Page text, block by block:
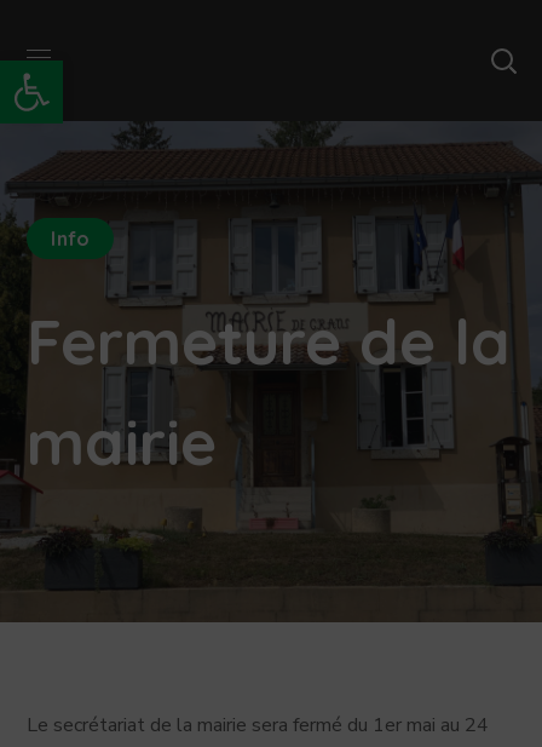
Ouvrir la barre d’outils
Info
Fermeture de la
mairie
Le secrétariat de la mairie sera fermé du 1er mai au 24